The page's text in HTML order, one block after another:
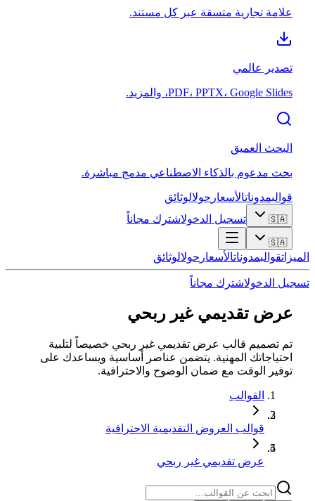
علامة تجارية متسقة عبر كل مستند.
تصدير عالمي
PDF، PPTX، Google Slides، والمزيد.
البحث العميق
بحث مدعوم بالذكاء الاصطناعي مدمج مباشرة.
قوالبمدوناتالأسعار حولالوثائق
🇸🇦 تسجيل الدخولاشترك مجاناً
🇸🇦
الميزاتقوالبمدوناتالأسعار حولالوثائق
تسجيل الدخولاشترك مجاناً
عرض تقديمي غير ربحي
تم تصميم قالب عرض تقديمي غير ربحي خصيصاً لتلبية
احتياجاتك المهنية. يتضمن عناصر أساسية ويساعدك على
توفير الوقت مع ضمان الوضوح والاحترافية.
القوالب
قوالب العروض التقديمية الاحترافية
عرض تقديمي غير ربحي